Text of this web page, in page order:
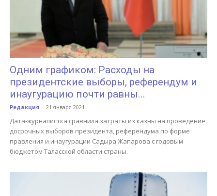
Одним графиком: Расходы на
президентские выборы, референдум и
инаугурацию почти равны...
Редакция - 21 января 2021
Дата-журналистка сравнила затраты из казны на проведение
досрочных выборов президента, референдума по форме
правления и инаугурации Садыра Жапарова с годовым
бюджетом Таласской области страны.